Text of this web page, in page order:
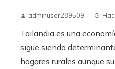
adminuser289509
Tailandia es una
sigue siendo
hogares rurales aunque